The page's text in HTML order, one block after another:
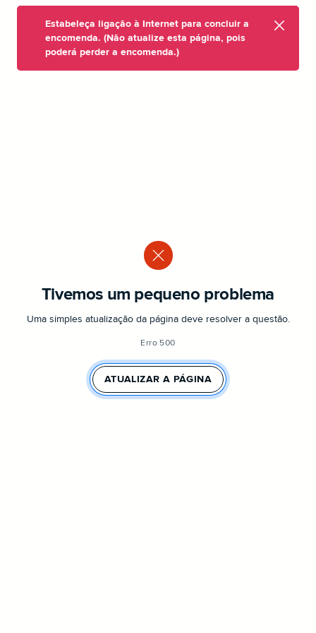
Estabeleça ligação à Internet para concluir a
encomenda. (Não atualize esta página, pois
poderá perder a encomenda.)
Tivemos um pequeno problema
Uma simples atualização da página deve resolver a questão.
Erro 500
ATUALIZAR A PÁGINA